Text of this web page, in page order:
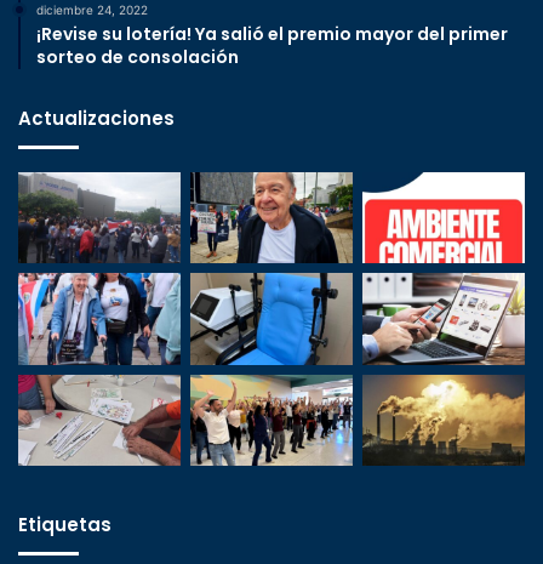
diciembre 24, 2022
¡Revise su lotería! Ya salió el premio mayor del primer
sorteo de consolación
Actualizaciones
Etiquetas